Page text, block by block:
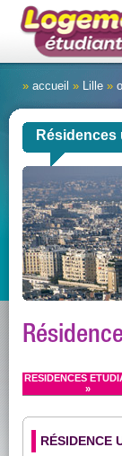
» accueil » Lille »
RESIDENCES
»
RÉSIDENCE